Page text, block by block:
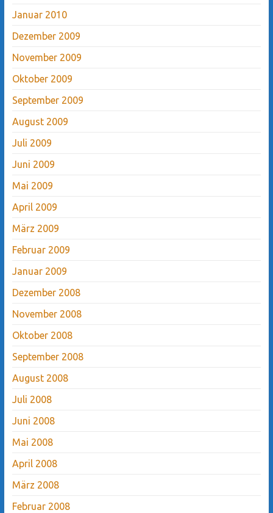
Januar 2010
Dezember 2009
November 2009
Oktober 2009
September 2009
August 2009
Juli 2009
Juni 2009
Mai 2009
April 2009
März 2009
Februar 2009
Januar 2009
Dezember 2008
November 2008
Oktober 2008
September 2008
August 2008
Juli 2008
Juni 2008
Mai 2008
April 2008
März 2008
Februar 2008